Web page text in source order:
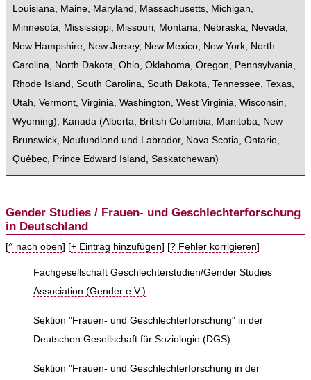
Louisiana, Maine, Maryland , Massachusetts, Michigan,
Minnesota, Mississippi, Missouri, Montana, Nebraska, Nevada,
New Hampshire, New Jersey, New Mexico, New York, North
Carolina, North Dakota, Ohio, Oklahoma, Oregon, Pennsylvania,
Rhode Island , South Carolina, South Dakota, Tennessee, Texas,
Utah, Vermont, Virginia, Washington, West Virginia, Wisconsin,
Wyoming), Kanada (Alberta, British Columbia, Manitoba, New
Brunswick, Neufundland und Labrador, Nova Scotia, Ontario,
Québec, Prince Edward Island , Saskatchewan)
Gender Studies / Frauen- und Geschlechterforschung
in Deutschland
[^ nach oben] [+ Eintrag hinzufügen] [? Fehler korrigieren]
Fachgesellschaft Geschlechterstudien/Gender Studies
Association (Gender e.V.)
Sektion "Frauen- und Geschlechterforschung" in der
Deutschen Gesellschaft für Soziologie (DGS)
Sektion "Frauen- und Geschlechterforschung in der